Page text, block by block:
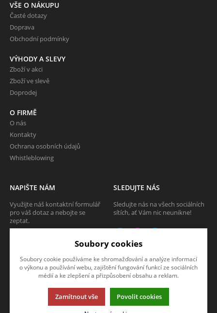
VŠE O NÁKUPU
Časté dotazy
Doprava
Obchodní podmínky
VÝHODY A SLEVY
Zboží v akci
Zboží ve slevě
Doprodej
O FIRMĚ
O nás
Kontakty
Ochrana osobních údajů
Whistleblowing
NAPIŠTE NÁM
Využijte náš kontaktní formulář
pro váš dotaz a nebojte se
zeptat.
SLEDUJTE NÁS
Sledujte nás na všech sociálních
sítích, ať Vám nic neunikne!
© 2013-2026 Internetový obchod TECAM PCV a.s.
K2 e-shop - První e-shop, který uřídí celou vaši firmu.
Soubory cookies
Soubory cookie používáme ke shromažďování a analýze informací
o výkonu a používání webu, zajištění fungování funkcí ze sociálních
médií a ke zlepšení a přizpůsobení obsahu a reklam.
Zamítnout vše Povolit cookies